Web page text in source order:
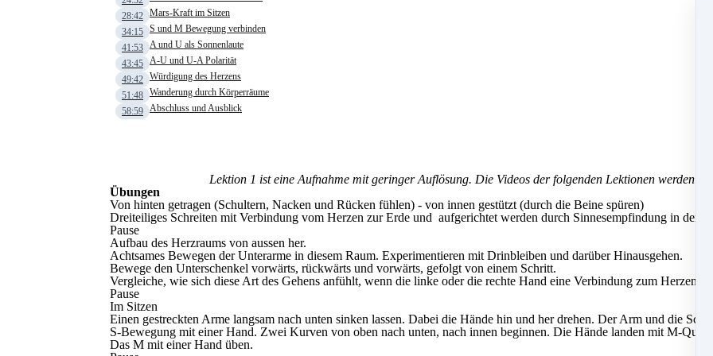
28:42 Mars-Kraft im Sitzen
34:15 S und M Bewegung verbinden
41:53 A und U als Sonnenlaute
43:45 A-U und U-A Polarität
49:42 Würdigung des Herzens
51:48 Wanderung durch Körperräume
58:59 Abschluss und Ausblick
Lektion 1 ist eine Aufnahme mit geringer Auflösung. Die Videos der folgenden Lektionen werden
Übungen
Von hinten getragen (Schultern, Nacken und Rücken fühlen) - von innen gestützt (durch die Beine spüren)
Dreiteiliges Schreiten mit Verbindung vom Herzen zur Erde und aufgerichtet werden durch Sinnesempfindung in den
Pause
Aufbau des Herzraums von aussen her.
Achtsames Bewegen der Unterarme in diesem Raum. Experimentieren mit Drinbleiben und darüber Hinausgehen.
Bewege den Unterschenkel vorwärts, rückwärts und vorwärts, gefolgt von einem Schritt.
Vergleiche, wie sich diese Art des Gehens anfühlt, wenn die linke oder die rechte Hand eine Verbindung zum Herzen hat.
Pause
Im Sitzen
Einen gestreckten Arme langsam nach unten sinken lassen. Dabei die Hände hin und her drehen. Der Arm und die
S-Bewegung mit einer Hand. Zwei Kurven von oben nach unten, nach innen beginnen. Die Hände landen mit M-
Das M mit einer Hand üben.